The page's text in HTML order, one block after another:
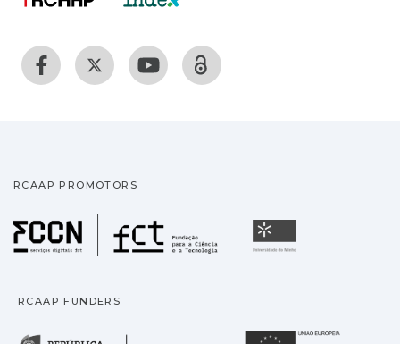
RCAAP PROMOTORS
Fundação para a
RCAAP FUNDERS